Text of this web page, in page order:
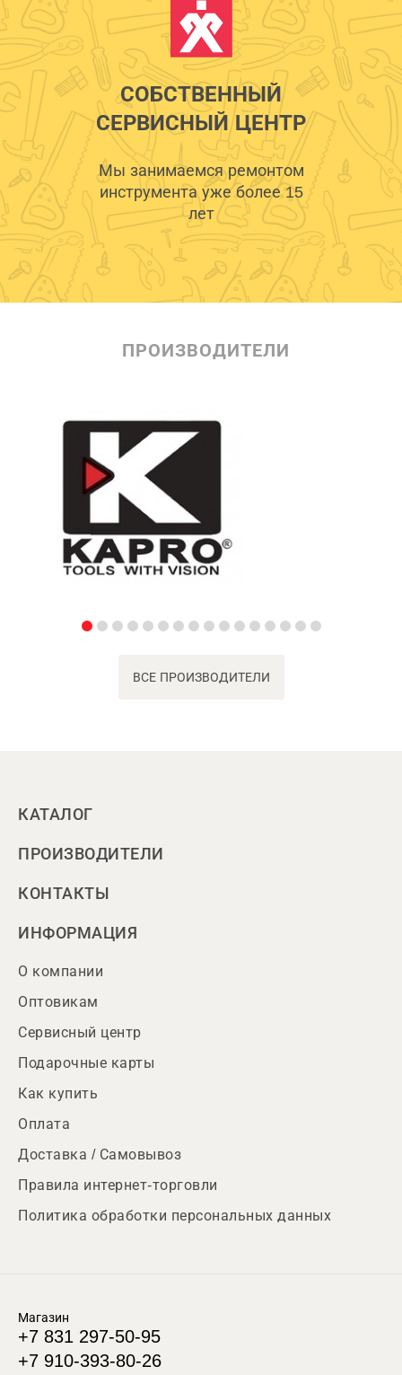
СОБСТВЕННЫЙ
СЕРВИСНЫЙ ЦЕНТР
Мы занимаемся ремонтом
инструмента уже более 15
лет
ПРОИЗВОДИТЕЛИ
ВСЕ ПРОИЗВОДИТЕЛИ
КАТАЛОГ
ПРОИЗВОДИТЕЛИ
КОНТАКТЫ
ИНФОРМАЦИЯ
О компании
Оптовикам
Сервисный центр
Подарочные карты
Как купить
Оплата
Доставка / Самовывоз
Правила интернет-торговли
Политика обработки персональных данных
Магазин
+7 831 297-50-95
+7 910-393-80-26